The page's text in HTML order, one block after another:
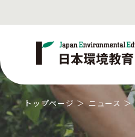
トップページ ニュース